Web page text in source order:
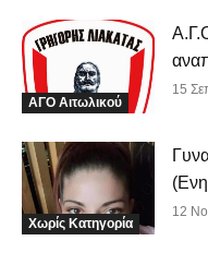
ΑΓΟ Αιτωλικού
15
Χωρίς Κατηγορία
12